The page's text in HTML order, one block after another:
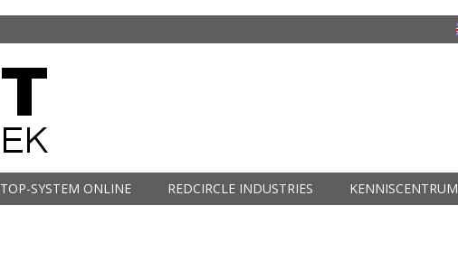
TOP-SYSTEM ONLINE REDCIRCLE INDUSTRIES KENNISCENTRUM